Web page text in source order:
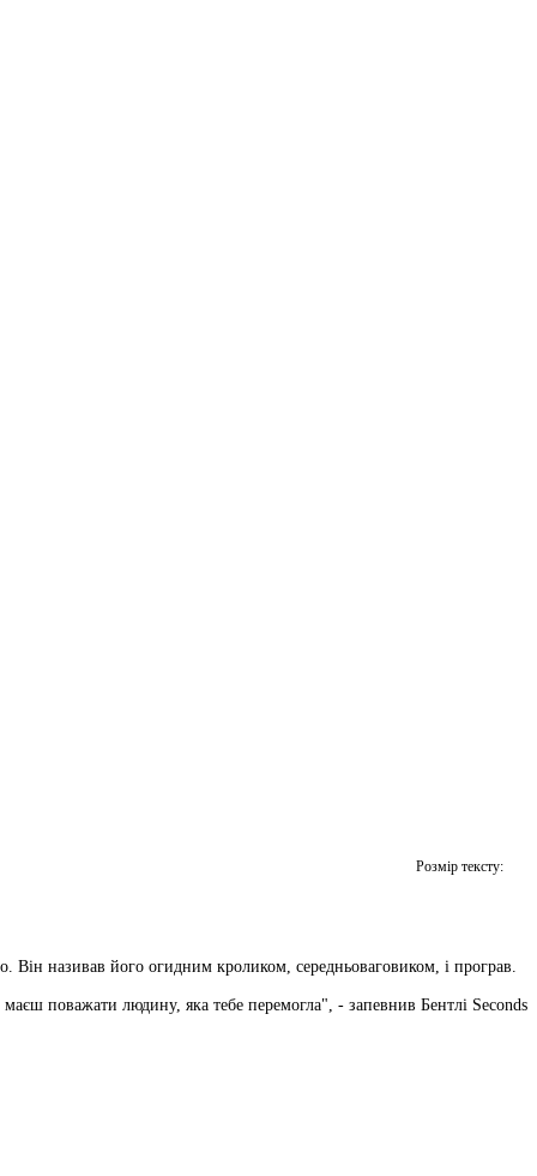
Розмір тексту:
називав його огидним кроликом, середньоваговиком, і програв.
поважати людину, яка тебе перемогла", - запевнив Бентлі Seconds